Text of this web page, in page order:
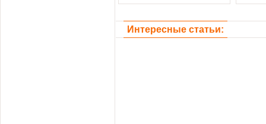
Интересные статьи: